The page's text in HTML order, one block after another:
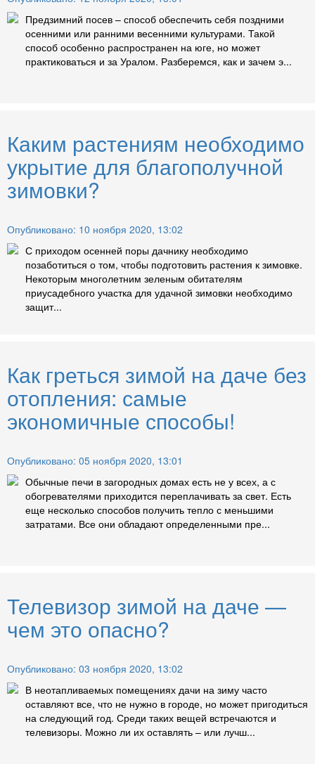
Предзимний посев – способ обеспечить себя поздними
осенними или ранними весенними культурами. Такой
способ особенно распространен на юге, но может
практиковаться и за Уралом. Разберемся, как и зачем э...
Каким растениям необходимо
укрытие для благополучной
зимовки?
Опубликовано: 10 ноября 2020, 13:02
С приходом осенней поры дачнику необходимо
позаботиться о том, чтобы подготовить растения к зимовке.
Некоторым многолетним зеленым обитателям
приусадебного участка для удачной зимовки необходимо
защит...
Как греться зимой на даче без
отопления: самые
экономичные способы!
Опубликовано: 05 ноября 2020, 13:01
Обычные печи в загородных домах есть не у всех, а с
обогревателями приходится переплачивать за свет. Есть
еще несколько способов получить тепло с меньшими
затратами. Все они обладают определенными пре...
Телевизор зимой на даче —
чем это опасно?
Опубликовано: 03 ноября 2020, 13:02
В неотапливаемых помещениях дачи на зиму часто
оставляют все, что не нужно в городе, но может пригодиться
на следующий год. Среди таких вещей встречаются и
телевизоры. Можно ли их оставлять – или лучш...